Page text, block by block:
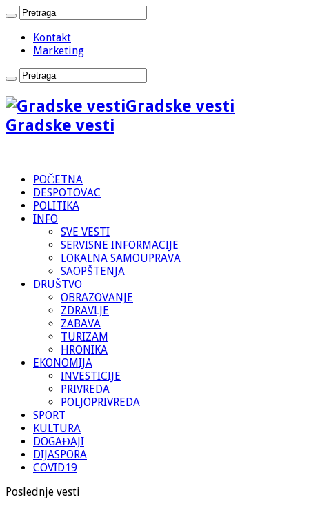
Kontakt
Marketing
Gradske vesti
Gradske vesti
POČETNA
DESPOTOVAC
POLITIKA
INFO
SVE VESTI
SERVISNE INFORMACIJE
LOKALNA SAMOUPRAVA
SAOPŠTENJA
DRUŠTVO
OBRAZOVANJE
ZDRAVLJE
ZABAVA
TURIZAM
HRONIKA
EKONOMIJA
INVESTICIJE
PRIVREDA
POLJOPRIVREDA
SPORT
KULTURA
DOGAĐAJI
DIJASPORA
COVID19
Poslednje vesti